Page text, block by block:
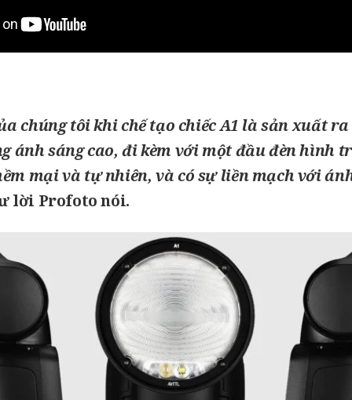
chúng tôi khi chế tạo chiếc A1 là sản xuất
ánh sáng cao, đi kèm với một đầu đèn hình
mại và tự nhiên, và có sự liền mạch với
lời Profotonói.